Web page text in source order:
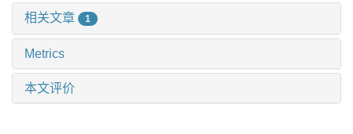
相关文章 1
Metrics
本文评价